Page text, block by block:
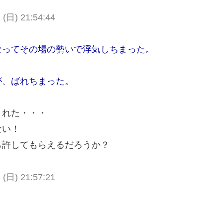
(日) 21:54:44
てその場の勢いで浮気しちまった。
ばれちまった。
た・・・
！
してもらえるだろうか？
(日) 21:57:21